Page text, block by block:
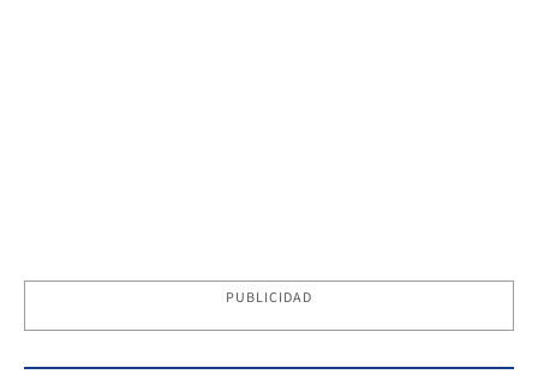
PUBLICIDAD